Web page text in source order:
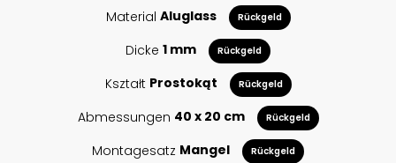
Material Aluglass Rückgeld
Dicke 1 mm Rückgeld
Kształt Prostokąt Rückgeld
Abmessungen 40 x 20 cm Rückgeld
Montagesatz Mangel Rückgeld